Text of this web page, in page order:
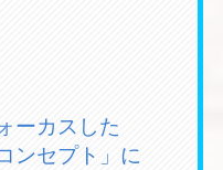
ーカスした
ンセプト」に